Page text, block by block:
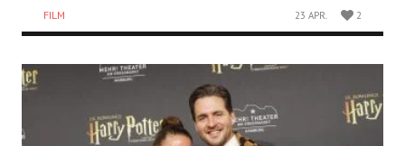
FILM 23 APR. 2